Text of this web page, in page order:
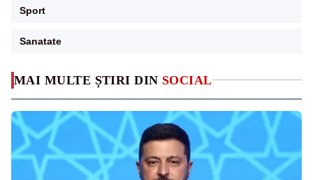
MAI MULTE ȘTIRI DIN SOCIAL
Sport
Sanatate